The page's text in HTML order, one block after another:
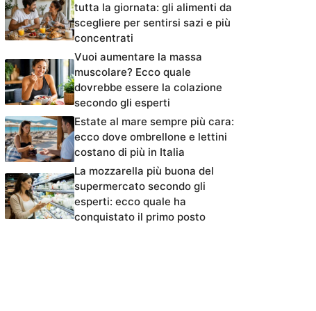
tutta la giornata: gli alimenti da
scegliere per sentirsi sazi e più
concentrati
Vuoi aumentare la massa
muscolare? Ecco quale
dovrebbe essere la colazione
secondo gli esperti
Estate al mare sempre più cara:
ecco dove ombrellone e lettini
costano di più in Italia
La mozzarella più buona del
supermercato secondo gli
esperti: ecco quale ha
conquistato il primo posto